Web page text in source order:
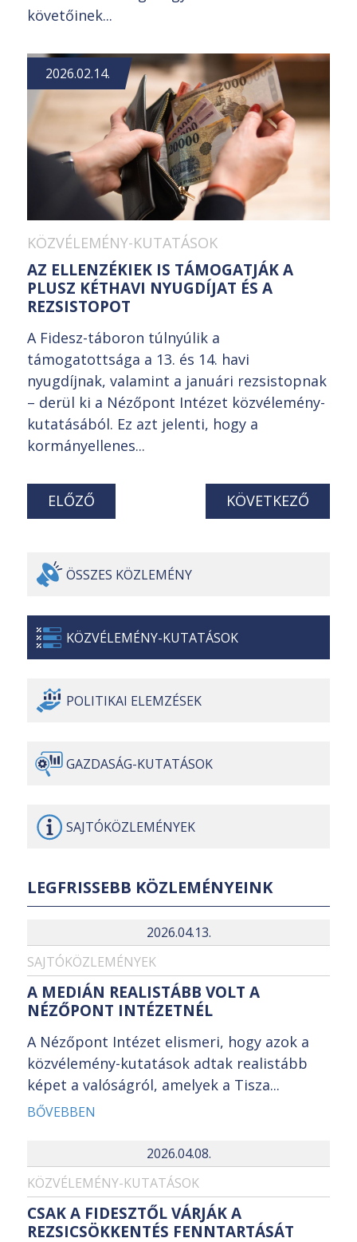
követőinek...
2026.02.14.
KÖZVÉLEMÉNY-KUTATÁSOK
AZ ELLENZÉKIEK IS TÁMOGATJÁK A
PLUSZ KÉTHAVI NYUGDÍJAT ÉS A
REZSISTOPOT
A Fidesz-táboron túlnyúlik a
támogatottsága a 13. és 14. havi
nyugdíjnak, valamint a januári rezsistopnak
– derül ki a Nézőpont Intézet közvélemény-
kutatásából. Ez azt jelenti, hogy a
kormányellenes...
ELŐZŐ KÖVETKEZŐ
ÖSSZES KÖZLEMÉNY
KÖZVÉLEMÉNY-KUTATÁSOK
POLITIKAI ELEMZÉSEK
GAZDASÁG-KUTATÁSOK
SAJTÓKÖZLEMÉNYEK
LEGFRISSEBB KÖZLEMÉNYEINK
2026.04.13.
SAJTÓKÖZLEMÉNYEK
A MEDIÁN REALISTÁBB VOLT A
NÉZŐPONT INTÉZETNÉL
A Nézőpont Intézet elismeri, hogy azok a
közvélemény-kutatások adtak realistább
képet a valóságról, amelyek a Tisza...
BŐVEBBEN
2026.04.08.
KÖZVÉLEMÉNY-KUTATÁSOK
CSAK A FIDESZTŐL VÁRJÁK A
REZSICSÖKKENTÉS FENNTARTÁSÁT